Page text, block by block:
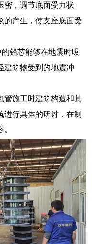
密，调节底面受力状
的产生，使支座底面受
铅芯能够在地震时吸
建筑物受到的地震冲
管施工时建筑构造和其
进行具体的研讨．在制